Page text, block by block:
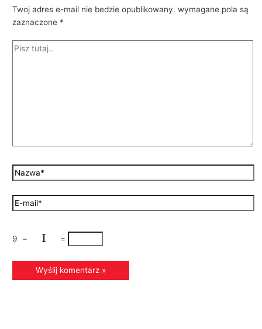
Twoj adres e-mail nie bedzie opublikowany. wymagane pola są
zaznaczone *
9 − =